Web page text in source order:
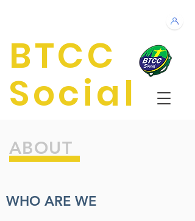
BTCC
Social
ABOUT
WHO ARE WE